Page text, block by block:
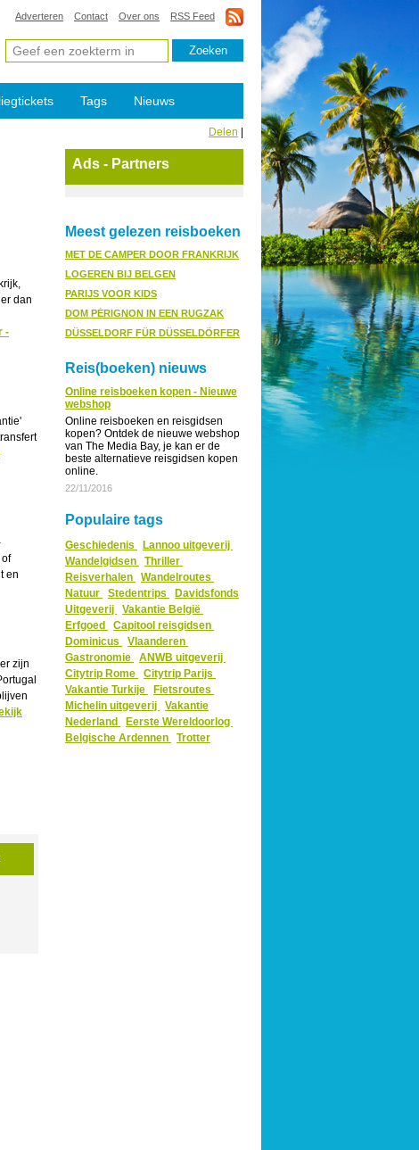
Adverteren Contact Over ons RSS Feed
Tags Nieuws
Delen
dan
-
en
zijn
Ads - Partners
Meest gelezen reisboeken
MET DE CAMPER DOOR FRANKRIJK
LOGEREN BIJ BELGEN
PARIJS VOOR KIDS
DOM PÉRIGNON IN EEN RUGZAK
DÜSSELDORF FÜR DÜSSELDÖRFER
Reis(boeken) nieuws
Online reisboeken kopen - Nieuwe
webshop
Online reisboeken en reisgidsen
kopen? Ontdek de nieuwe webshop
van The Media Bay, je kan er de
beste alternatieve reisgidsen kopen
online.
22/11/2016
Populaire tags
Geschiedenis
Lannoo uitgeverij
Wandelgidsen
Thriller
Reisverhalen
Wandelroutes
Natuur
Stedentrips
Davidsfonds
Uitgeverij
Vakantie België
Erfgoed
Capitool reisgidsen
Dominicus
Vlaanderen
Gastronomie
ANWB uitgeverij
Citytrip Rome
Citytrip Parijs
Vakantie Turkije
Fietsroutes
Michelin uitgeverij
Vakantie
Nederland
Eerste Wereldoorlog
Belgische Ardennen
Trotter